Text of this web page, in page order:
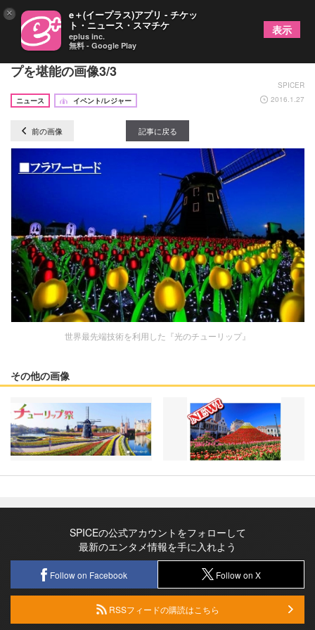
見る、香る、食べる！長崎で700種類のチューリッ
プを堪能の画像3/3
SPICER
ニュース
イベント/レジャー 2016.1.27
前の画像 記事に戻る
世界最先端技術を利用した『光のチューリップ』
その他の画像
SPICEの公式アカウントをフォローして
最新のエンタメ情報を手に入れよう
Follow on Facebook Follow on X
RSSフィードの購読はこちら
× e＋(イープラス)アプリ - チケッ
ト・ニュース・スマチケ
eplus inc.
無料 - Google Play
表示